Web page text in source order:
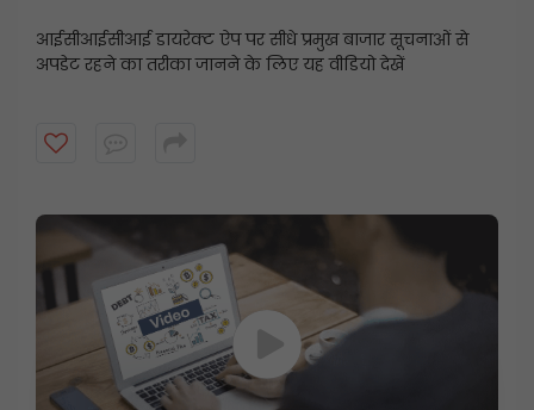
आईसीआईसीआई डायरेक्ट ऐप पर सीधे प्रमुख बाजार सूचनाओं से
अपडेट रहने का तरीका जानने के लिए यह वीडियो देखें